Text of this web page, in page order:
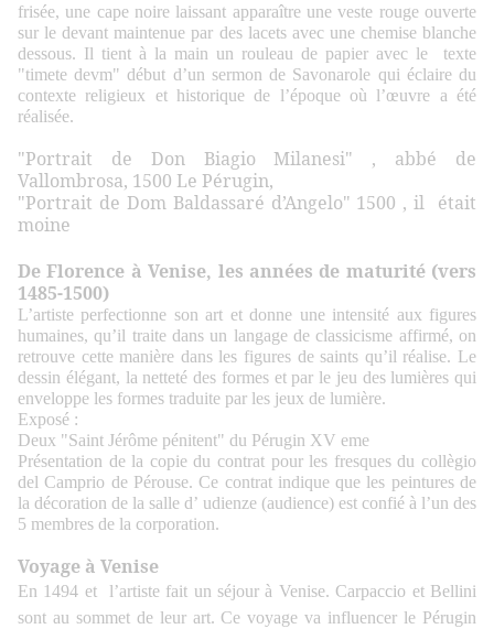
frisée, une cape noire laissant apparaître une veste rouge ouverte
sur le devant maintenue par des lacets avec une chemise blanche
dessous. Il tient à la main un rouleau de papier avec le texte
"timete devm" début d’un sermon de Savonarole qui éclaire du
contexte religieux et historique de l’époque où l’œuvre a été
réalisée.
"Portrait de Don Biagio Milanesi"
, abbé de
Vallombrosa, 1500 Le Pérugin,
"Portrait de Dom Baldassaré d’Angelo" 1500 , il était
moine
De Florence à Venise, les années de maturité (vers
1485-1500)
L’artiste perfectionne son art et donne une intensité aux figures
humaines, qu’il traite dans un langage de classicisme affirmé, on
retrouve cette manière dans les figures de saints qu’il réalise. Le
dessin élégant, la netteté des formes et par le jeu des lumières qui
enveloppe les formes traduite par les jeux de lumière.
Exposé :
Deux "Saint Jérôme pénitent" du Pérugin XV eme
Présentation de la copie du contrat pour les fresques du collègio
del Camprio de Pérouse. Ce contrat indique que les peintures de
la décoration de la salle d’ udienze (audience) est confié à l’un des
5 membres de la corporation.
Voyage à Venise
En 1494 et l’artiste fait un séjour à Venise. Carpaccio et Bellini
sont au sommet de leur art. Ce voyage va influencer le Pérugin